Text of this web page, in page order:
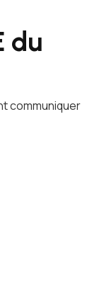
du
communiquer